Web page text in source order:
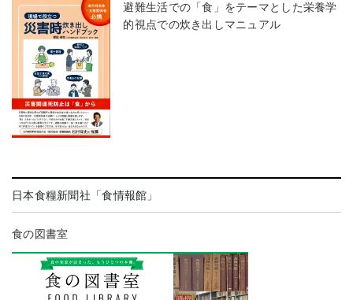
避難生活での「食」をテーマとした栄養学
的視点での炊き出しマニュアル
日本食糧新聞社「食情報館」
食の図書室